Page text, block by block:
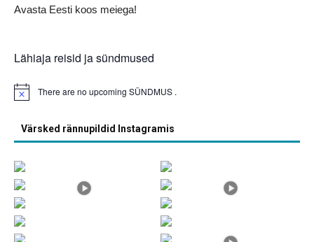
Avasta Eesti koos meiega!
Lähiaja reisid ja sündmused
Notice There are no upcoming SÜNDMUS .
Värsked rännupildid Instagramis